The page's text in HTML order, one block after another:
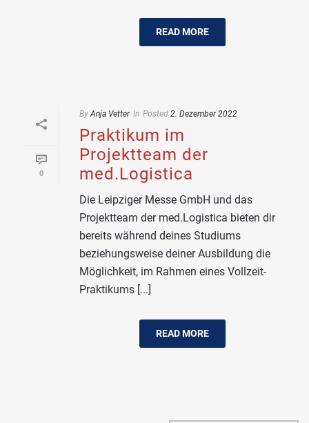
READ MORE
0
By Anja Vetter In Posted 2. Dezember 2022
Praktikum im
Projektteam der
med.Logistica
Die Leipziger Messe GmbH und das
Projektteam der med.Logistica bieten dir
bereits während deines Studiums
beziehungsweise deiner Ausbildung die
Möglichkeit, im Rahmen eines Vollzeit-
Praktikums [...]
READ MORE